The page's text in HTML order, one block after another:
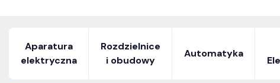
Aparatura
elektryczna
Rozdzielnice
i obudowy
Automatyka